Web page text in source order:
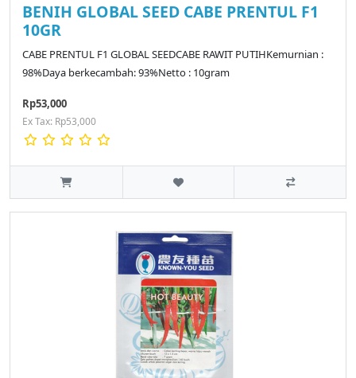
BENIH GLOBAL SEED CABE PRENTUL F1
10GR
CABE PRENTUL F1 GLOBAL SEEDCABE RAWIT PUTIHKemurnian :
98%Daya berkecambah: 93%Netto : 10gram
Rp53,000
Ex Tax: Rp53,000